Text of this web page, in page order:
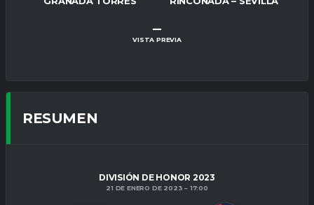
–
VISTA PREVIA
RESUMEN
DIVISIÓN DE HONOR 2023
21 DE ENERO DE 2023 17:00